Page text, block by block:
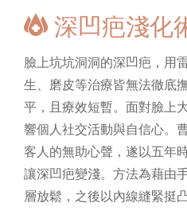
深凹疤淺化
臉上坑坑洞洞的深凹疤，用
生、磨皮等治療皆無法徹底
平，且療效短暫。面對臉上
響個人社交活動與自信心。
客人的無助心聲，遂以五年
讓深凹疤變淺。方法為藉由
層放鬆，之後以內線縫緊挺